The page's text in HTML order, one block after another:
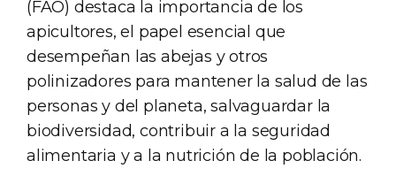
(FAO) destaca la importancia de los
apicultores, el papel esencial que
desempeñan las abejas y otros
polinizadores para mantener la salud de las
personas y del planeta, salvaguardar la
biodiversidad, contribuir a la seguridad
alimentaria y a la nutrición de la población.